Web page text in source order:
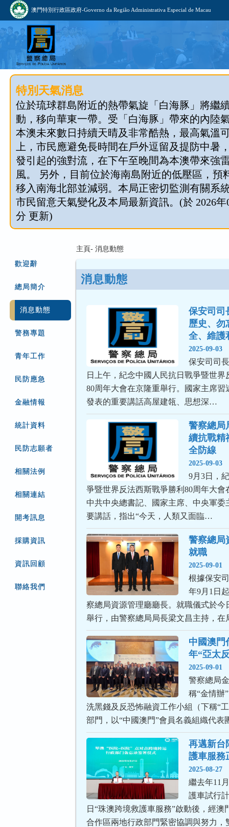
澳門特別行政區政府-Governo da Região Administrativa Especial de Macau
特別天氣消息
位於琉球群島附近的熱帶氣旋「白海豚」將繼
動，移向華東一帶。受「白海豚」帶來的內陸
本澳未來數日持續天晴及非常酷熱，最高氣溫
上，市民應避免長時間在戶外逗留及提防中暑
發引起的強對流，在下午至晚間為本澳帶來強
風。 另外，目前位於海南島附近的低壓區，預
移入南海北部並減弱。本局正密切監測有關系
市民留意天氣變化及本局最新資訊。(於 2026年
分 更新)
歡迎辭
總局簡介
消息動態
警務專題
青年工作
民防應急
金融情報
統計資料
民防志願者
相關法例
相關連結
開考訊息
採購資訊
資訊回顧
聯絡我們
主頁- 消息動態
消息動態
保安司司
歷史、勿
全、維護
2025-09-03
保安司司
日上午，紀念中國人民抗日戰爭暨世界
80周年大會在京隆重舉行。國家主席習
發表的重要講話高屋建瓴、思想深…
警察總局
續抗戰精
全防線
2025-09-03
9月3日，
爭暨世界反法西斯戰爭勝利80周年大會
中共中央總書記、國家主席、中央軍委
要講話，指出“今天，人類又面臨…
警察總局
就職
2025-09-01
根據保安
年9月1日
察總局資源管理廳廳長。就職儀式於今
舉行，由警察總局局長梁文昌主持，
中國澳門
年“亞太
2025-09-01
警察總局
稱“金情辦
洗黑錢及反恐怖融資工作小組（下稱“
部門，以“中國澳門”會員名義組織代表
再邁新台
護車服務
2025-08-27
繼去年11
護車試行
日“珠澳跨境救護車服務”啟動後，經澳
合作區兩地行政部門緊密協調與努力，